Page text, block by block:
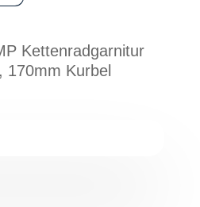
Kettenradgarnitur
170mm Kurbel